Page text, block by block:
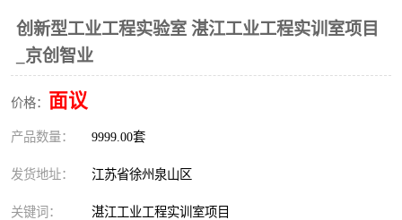
创新型工业工程实验室 湛江工业工程实训室项目
_京创智业
价格： 面议
产品数量： 9999.00套
发货地址： 江苏省徐州泉山区
关键词： 湛江工业工程实训室项目